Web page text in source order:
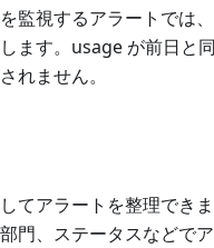
を監視するアラートでは、
ます。usage が前日と
れません。
てアラートを整理でき
門、ステータスなどで